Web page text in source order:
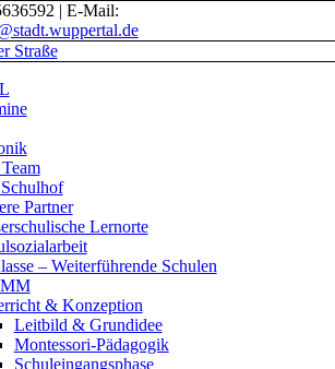
| E-Mail:
Partner
Lernorte
– Weiterführende Schulen
& Konzeption
Leitbild & Grundidee
Montessori-Pädagogik
Schuleingangsphase